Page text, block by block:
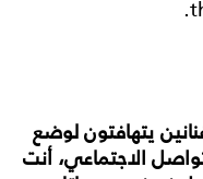
يتهافتون لوضع
الاجتماعي، أنت